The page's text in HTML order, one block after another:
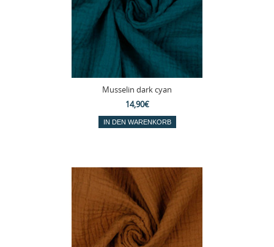
Musselin dark cyan
14,90€